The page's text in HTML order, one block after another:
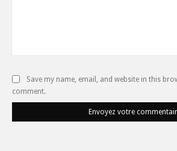
Save my name, email, and website in this
comment.
Envoyez votre